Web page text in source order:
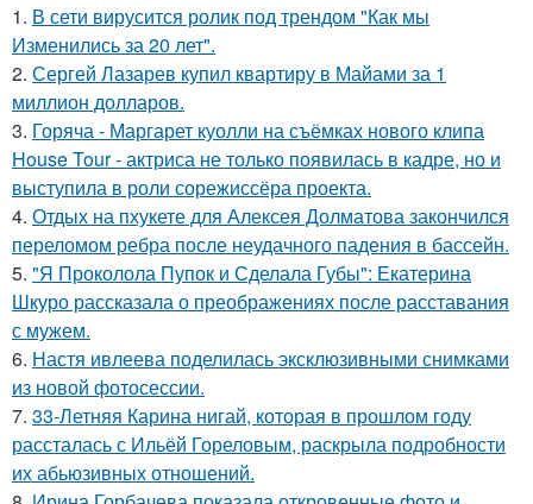
1. В сети вирусится ролик под трендом "Как мы
Изменились за 20 лет".
2. Сергей Лазарев купил квартиру в Майами за 1
миллион долларов.
3. Горяча - Маргарет куолли на съёмках нового клипа
House Tour - актриса не только появилась в кадре, но и
выступила в роли сорежиссёра проекта.
4. Отдых на пхукете для Алексея Долматова закончился
переломом ребра после неудачного падения в бассейн.
5. "Я Проколола Пупок и Сделала Губы": Екатерина
Шкуро рассказала о преображениях после расставания
с мужем.
6. Настя ивлеева поделилась эксклюзивными снимками
из новой фотосессии.
7. 33-Летняя Карина нигай, которая в прошлом году
рассталась с Ильёй Гореловым, раскрыла подробности
их абьюзивных отношений.